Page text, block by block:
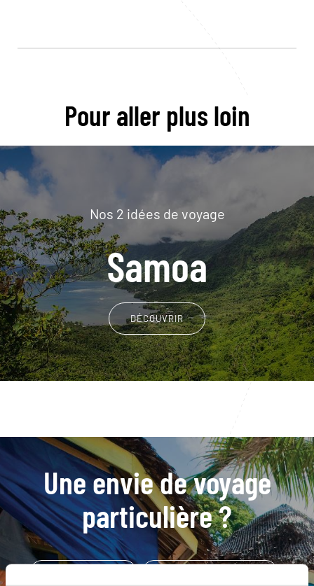
Pour aller plus loin
Nos 2 idées de voyage
Samoa
DÉCOUVRIR
Une envie de voyage
particulière ?